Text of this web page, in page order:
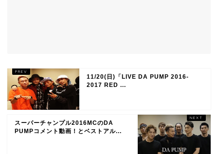
11/20(日)「LIVE DA PUMP 2016-
2017 RED ...
スーパーチャンプル2016MCのDA
PUMPコメント動画！とベストアル...